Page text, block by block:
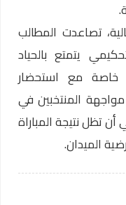
تصاعدت المطالب
يتمتع بالحياد
خاصة مع استحضار
مواجهة المنتخبين في
في أن تظل نتيجة المباراة
الميدان.